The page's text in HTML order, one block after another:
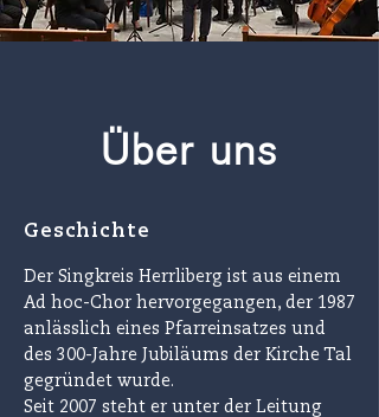
Über uns
Geschichte
Der Singkreis Herrliberg ist aus einem
Ad hoc-Chor hervorgegangen, der 1987
anlässlich eines Pfarreinsatzes und
des 300-Jahre Jubiläums der Kirche Tal
gegründet wurde.
Seit 2007 steht er unter der Leitung